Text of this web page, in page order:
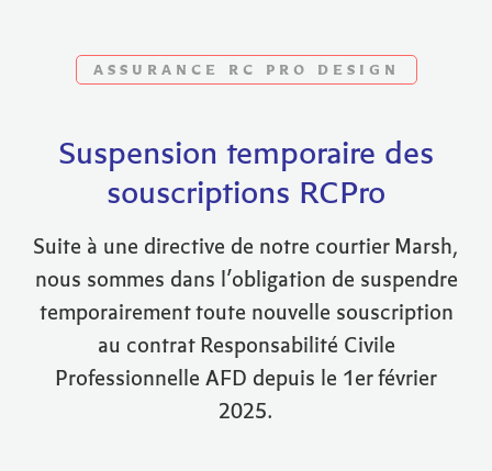
ASSURANCE RC PRO DESIGN
Suspension temporaire des
souscriptions RCPro
Suite à une directive de notre courtier Marsh,
nous sommes dans l’obligation de suspendre
temporairement toute nouvelle souscription
au contrat Responsabilité Civile
Professionnelle AFD depuis le 1er février
2025.